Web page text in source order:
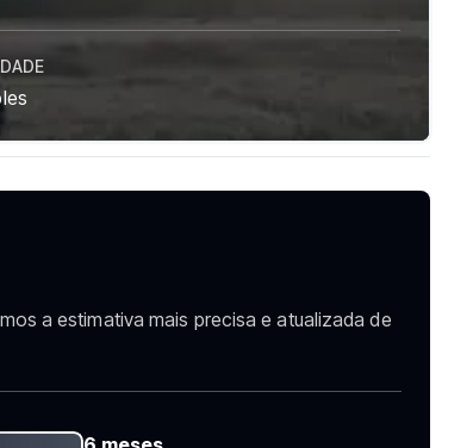
a estimativa mais precisa e atualizada de